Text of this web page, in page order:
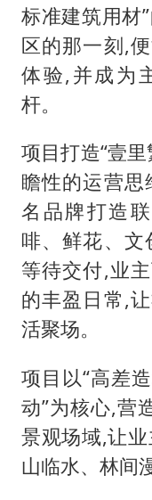
标准建筑用材
区的那一刻,
体验,并成为
杆。
项目打造“壹
瞻性的运营
名品牌打造
啡、鲜花、
等待交付,业
的丰盈日常,
活聚场。
项目以“高差
动”为核心,营
景观场域,让
山临水、林间